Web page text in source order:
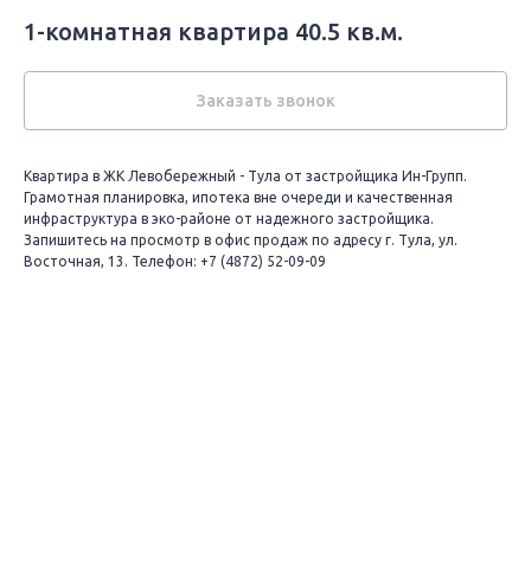
1-комнатная квартира 40.5 кв.м.
Заказать звонок
Квартира в ЖК Левобережный - Тула от застройщика Ин-Групп.
Грамотная планировка, ипотека вне очереди и качественная
инфраструктура в эко-районе от надежного застройщика.
Запишитесь на просмотр в офис продаж по адресу г. Тула, ул.
Восточная, 13. Телефон: +7 (4872) 52-09-09